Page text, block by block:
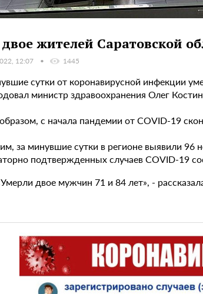
жителей Саратовской
12:07 1445
сутки от коронавирусной инфекции
министр здравоохранения Олег
с начала пандемии от COVID-19
за минувшие сутки в регионе выявили 96
подтвержденных случаев COVID-19
двое мужчин 71 и 84 лет», -